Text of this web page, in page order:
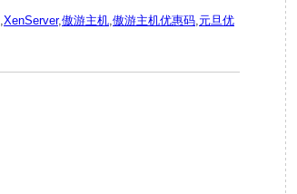
,XenServer,傲游主机,傲游主机优惠码,元旦优